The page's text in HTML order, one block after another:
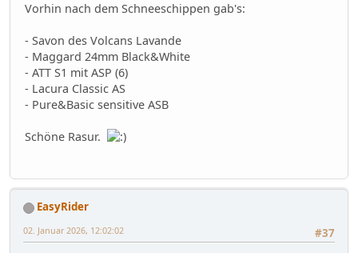
Vorhin nach dem Schneeschippen gab's:
- Savon des Volcans Lavande
- Maggard 24mm Black&White
- ATT S1 mit ASP (6)
- Lacura Classic AS
- Pure&Basic sensitive ASB
Schöne Rasur.
EasyRider
#37
02. Januar 2026, 12:02:02